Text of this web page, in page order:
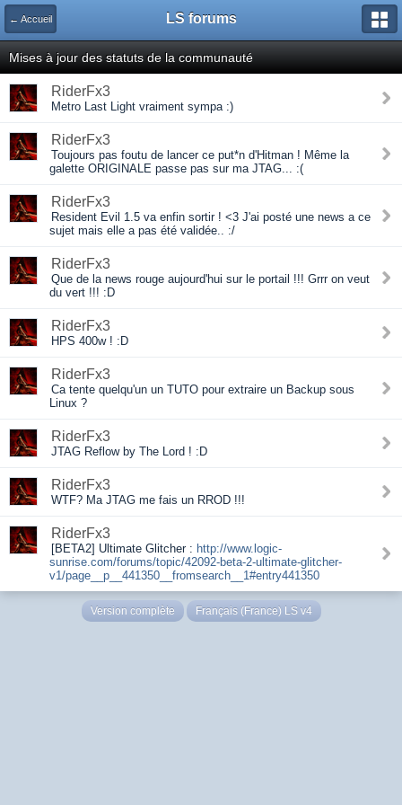
← Accueil LS forums
Mises à jour des statuts de la communauté
RiderFx3
Metro Last Light vraiment sympa :)
RiderFx3
Toujours pas foutu de lancer ce put*n d'Hitman ! Même la
galette ORIGINALE passe pas sur ma JTAG... :(
RiderFx3
Resident Evil 1.5 va enfin sortir ! <3 J'ai posté une news a ce
sujet mais elle a pas été validée.. :/
RiderFx3
Que de la news rouge aujourd'hui sur le portail !!! Grrr on veut
du vert !!! :D
RiderFx3
HPS 400w ! :D
RiderFx3
Ca tente quelqu'un un TUTO pour extraire un Backup sous
Linux ?
RiderFx3
JTAG Reflow by The Lord ! :D
RiderFx3
WTF? Ma JTAG me fais un RROD !!!
RiderFx3
[BETA2] Ultimate Glitcher : http://www.logic-
sunrise.com/forums/topic/42092-beta-2-ultimate-glitcher-
v1/page__p__441350__fromsearch__1#entry441350
Version complète Français (France) LS v4